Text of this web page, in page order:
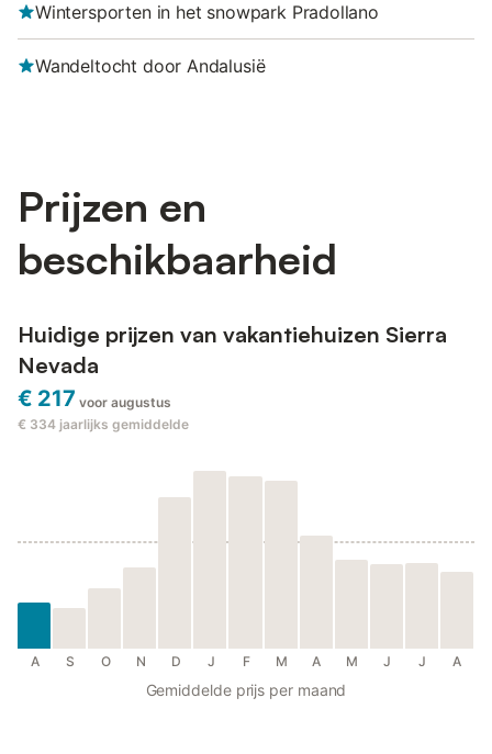
Wintersporten in het snowpark Pradollano
Wandeltocht door Andalusië
Prijzen en
beschikbaarheid
Huidige prijzen van vakantiehuizen Sierra
Nevada
€ 217 voor augustus
€ 334 jaarlijks gemiddelde
A S O N D J F M A M J J A
Gemiddelde prijs per maand